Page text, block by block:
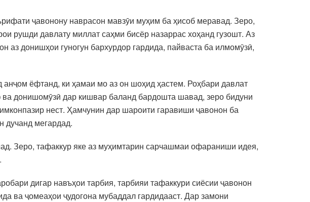
ҷавонону наврасон мавзӯи муҳим ба ҳисоб меравад. Зеро,
давлату миллат саҳми бисёр назаррас хоҳанд гузошт. Аз
донишҳои гуногун бархурдор гардида, пайваста ба илмомӯзӣ,
ёфтанд, ки ҳамаи мо аз он шоҳид ҳастем. Роҳбари давлат
донишомӯзӣ дар кишвар баланд бардошта шавад, зеро бидуни
нест. Ҳамчунин дар шароити гаравиши ҷавонон ба
дучанд мегардад.
Зеро, тафаккур яке аз муҳимтарин сарчашмаи офараниши идея,
дигар навъҳои тарбия, тарбияи тафаккури сиёсии ҷавонон
ва ҷомеаҳои ҷудогона мубаддал гардидааст. Дар замони